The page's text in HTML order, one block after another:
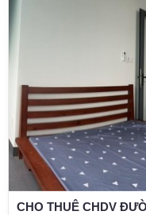
CHO THUÊ CHDV